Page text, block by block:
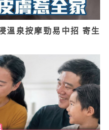
溫泉按摩勁易中招 寄生